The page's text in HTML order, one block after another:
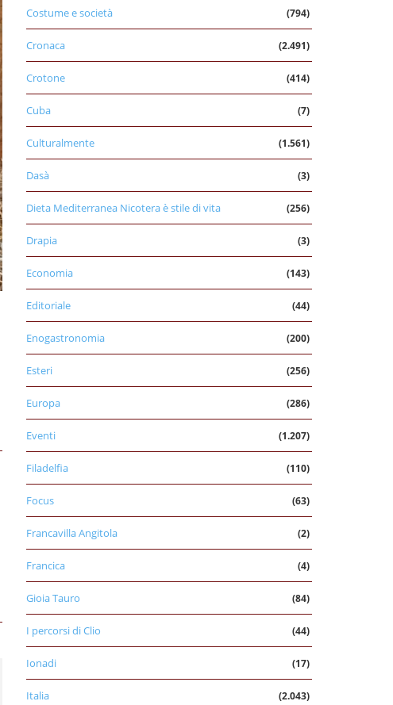
Costume e società (794)
Cronaca (2.491)
Crotone (414)
Cuba (7)
Culturalmente (1.561)
Dasà (3)
Dieta Mediterranea Nicotera è stile di vita (256)
Drapia (3)
Economia (143)
Editoriale (44)
Enogastronomia (200)
Esteri (256)
Europa (286)
Eventi (1.207)
Filadelfia (110)
Focus (63)
Francavilla Angitola (2)
Francica (4)
Gioia Tauro (84)
I percorsi di Clio (44)
Ionadi (17)
Italia (2.043)